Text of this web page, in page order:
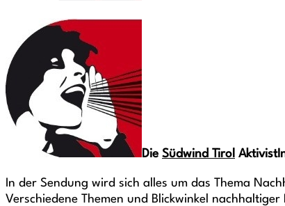
Die Südwind Tirol
In der Sendung wird sich alles um das Thema
Verschiedene Themen und Blickwinkel